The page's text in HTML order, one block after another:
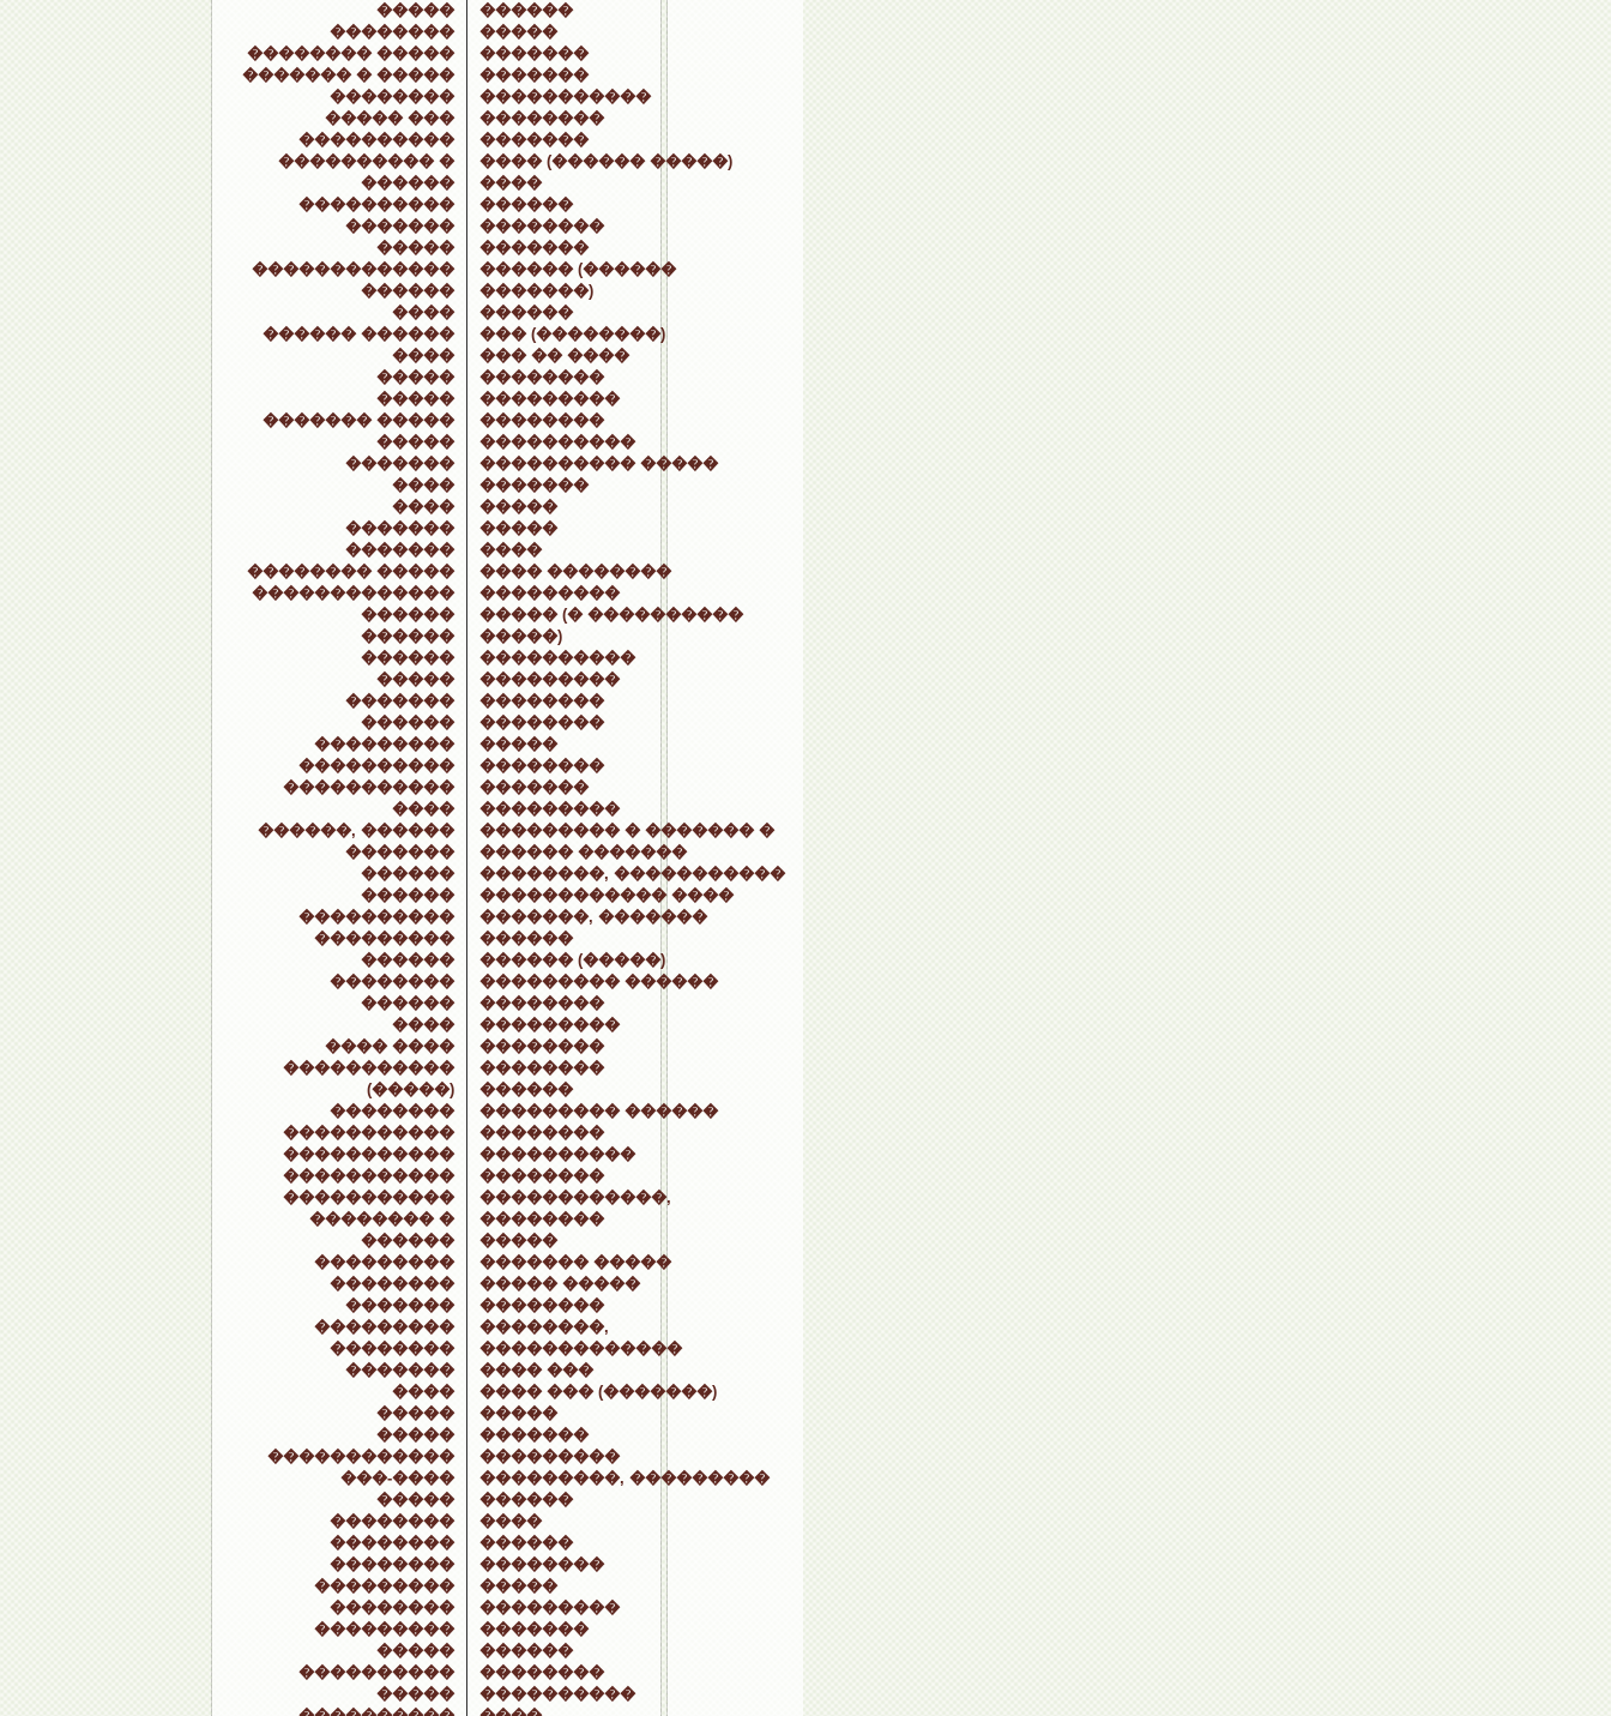
�����
��������
�������� �����
������� � �����
��������
����� ���
����������
���������� �
������
����������
�������
�����
�������������
������
����
������ ������
����
�����
�����
������� �����
�����
�������
����
����
�������
�������
�������� �����
�������������
������
������
������
�����
�������
������
���������
����������
�����������
����
������, ������
�������
������
������
����������
���������
������
��������
������
����
���� ����
�����������
(�����)
��������
�����������
�����������
�����������
�����������
�������� �
������
���������
��������
�������
���������
��������
�������
����
�����
�����
������������
���-����
�����
��������
��������
��������
���������
��������
���������
�����
����������
�����
������
�����
�������
�������
�����������
��������
�������
���� (������ �����)
����
������
��������
�������
������ (������
�������)
������
��� (��������)
��� �� ����
��������
���������
��������
����������
���������� �����
�������
�����
�����
����
���� ��������
���������
����� (� ����������
�����)
����������
���������
��������
��������
�����
��������
�������
���������
��������� � ������� �
������ �������
��������, �����������
������������ ����
�������, �������
������
������ (�����)
��������� ������
��������
���������
��������
��������
������
��������� ������
��������
����������
��������
������������,
��������
�����
������� �����
����� �����
��������
��������,
�������������
���� ���
���� ��� (�������)
�����
�������
���������
���������, ���������
������
����
������
��������
�����
���������
�������
������
��������
����������